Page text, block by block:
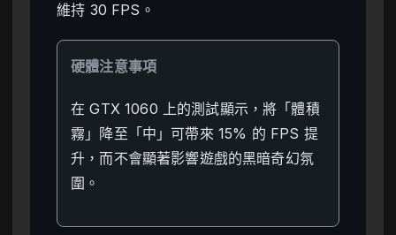
維持 30 FPS。
硬體注意事項
在 GTX 1060 上的測試顯示，將「體積
霧」降至「中」可帶來 15% 的 FPS 提
升，而不會顯著影響遊戲的黑暗奇幻氛
圍。